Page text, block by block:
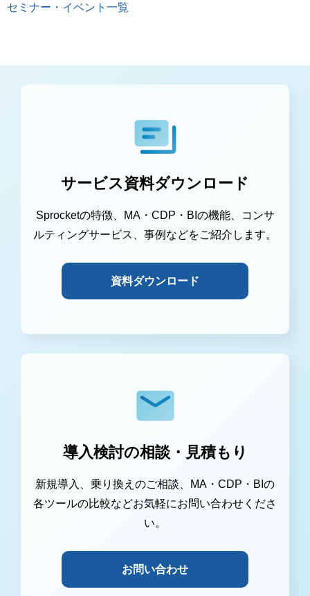
セミナー・イベント一覧
サービス資料ダウンロード
Sprocketの特徴、MA・CDP・BIの機能、コンサ
ルティングサービス、事例などをご紹介します。
資料ダウンロード
導入検討の相談・見積もり
新規導入、乗り換えのご相談、MA・CDP・BIの
各ツールの比較などお気軽にお問い合わせくださ
い。
お問い合わせ